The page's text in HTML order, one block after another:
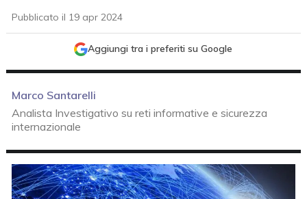
Pubblicato il 19 apr 2024
Aggiungi tra i preferiti su Google
Marco Santarelli
Analista Investigativo su reti informative e sicurezza
internazionale